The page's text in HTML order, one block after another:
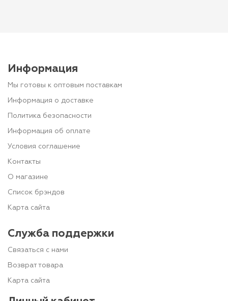
Информация
Мы готовы к оптовым поставкам
Информация о доставке
Политика безопасности
Информация об оплате
Условия соглашение
Контакты
О магазине
Список брэндов
Карта сайта
Служба поддержки
Связаться с нами
Возврат товара
Карта сайта